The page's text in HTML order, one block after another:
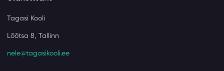
Tagasi Kooli
Lõõtsa 8, Tallinn
nele@tagasikooli.ee